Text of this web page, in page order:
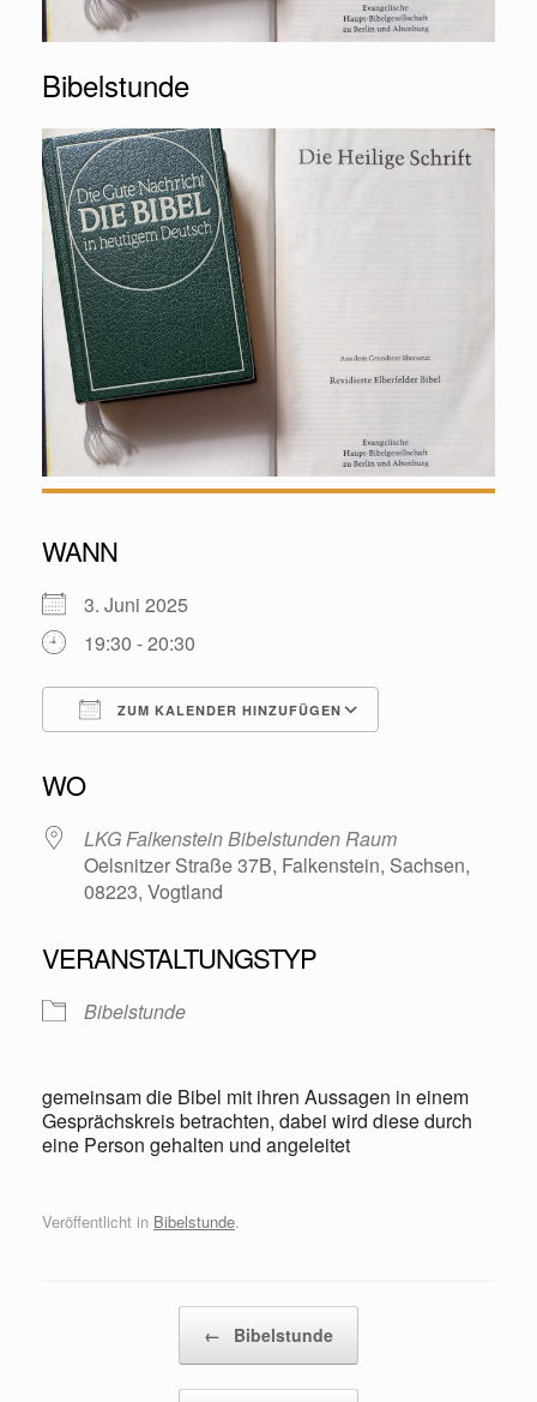
Bibelstunde
WANN
3. Juni 2025
19:30 - 20:30
ZUM KALENDER HINZUFÜGEN
WO
LKG Falkenstein Bibelstunden Raum
Oelsnitzer Straße 37B, Falkenstein, Sachsen,
08223, Vogtland
VERANSTALTUNGSTYP
Bibelstunde
gemeinsam die Bibel mit ihren Aussagen in einem
Gesprächskreis betrachten, dabei wird diese durch
eine Person gehalten und angeleitet
Veröffentlicht in Bibelstunde.
← Bibelstunde